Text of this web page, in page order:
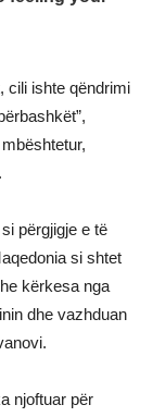
cili ishte qëndrimi
përgjigje e të
si shtet
kërkesa nga
dhe vazhduan
njoftuar për